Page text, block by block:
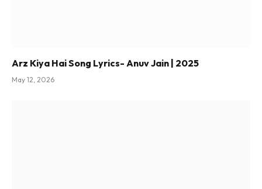
Arz Kiya Hai Song Lyrics- Anuv Jain | 2025
May 12, 2026